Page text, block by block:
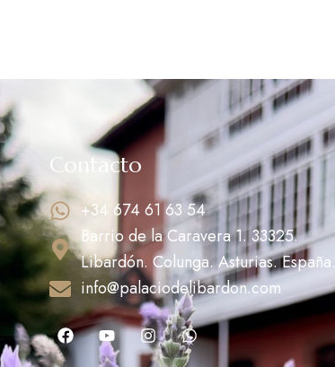
Contacto
+34 674 61 63 54
Barrio de la Caravera 1. 33325.
Libardón. Colunga. Asturias. España.
info@palaciodelibardon.com